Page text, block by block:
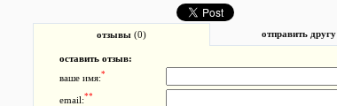
отзывы (0) отправить другу
оставить отзыв:
ваше имя:*
email:**